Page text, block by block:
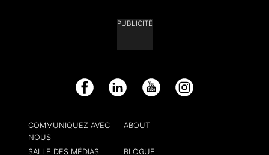
PUBLICITÉ
Facebook LinkedIn YouTube Instagram
COMMUNIQUEZ AVEC
NOUS
ABOUT
SALLE DES MÉDIAS
BLOGUE